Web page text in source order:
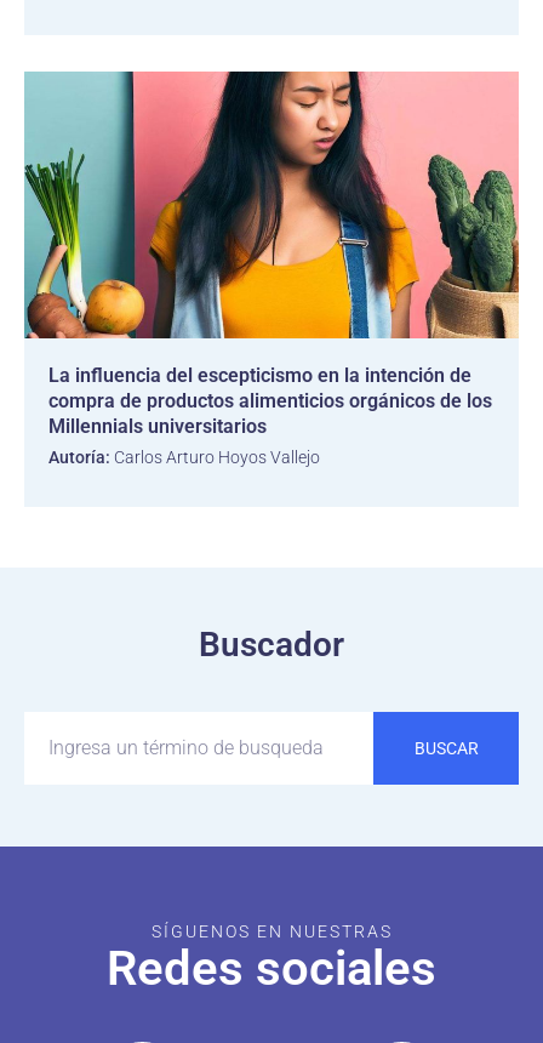
La influencia del escepticismo en la intención de
compra de productos alimenticios orgánicos de los
Millennials universitarios
Autoría: Carlos Arturo Hoyos Vallejo
Buscador
BUSCAR
SÍGUENOS EN NUESTRAS
Redes sociales